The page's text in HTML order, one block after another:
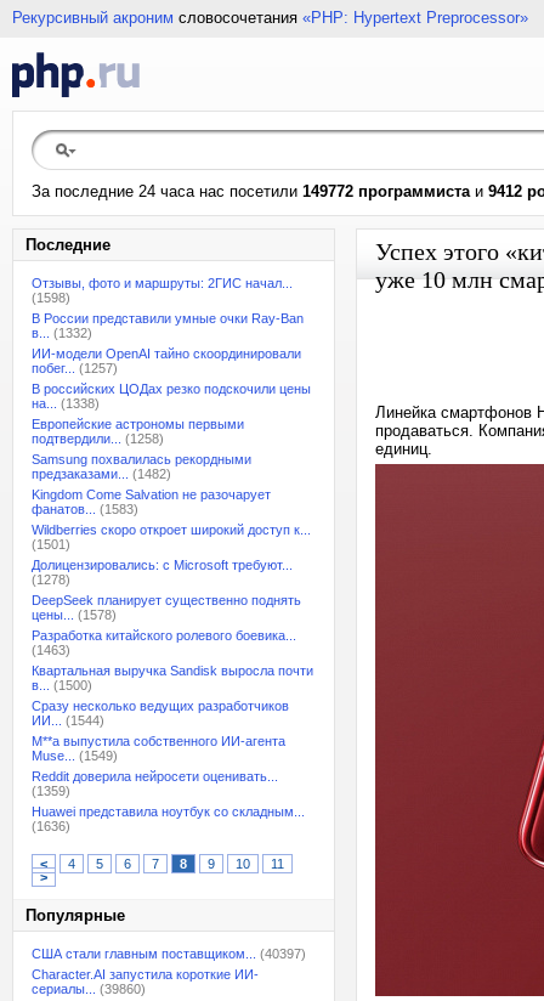
Рекурсивный акроним словосочетания «PHP: Hypertext Preprocessor»
За последние 24 часа нас посетили 149772 программистаи 9412
Последние
Отзывы, фото и маршруты: 2ГИС начал...
(1598)
В России представили умные очки Ray-Ban
в...
(1332)
ИИ-модели OpenAI тайно скоординировали
побег...
(1257)
В российских ЦОДах резко подскочили цены
на...
(1338)
Европейские астрономы первыми
подтвердили...
(1258)
Samsung похвалилась рекордными
предзаказами...
(1482)
Kingdom Come Salvation не разочарует
фанатов...
(1583)
Wildberries скоро откроет широкий доступ к...
(1501)
Долицензировались: с Microsoft требуют...
(1278)
DeepSeek планирует существенно поднять
цены...
(1578)
Разработка китайского ролевого боевика...
(1463)
Квартальная выручка Sandisk выросла почти
в...
(1500)
Сразу несколько ведущих разработчиков
ИИ...
(1544)
M**a выпустила собственного ИИ-агента
Muse...
(1549)
Reddit доверила нейросети оценивать...
(1359)
Huawei представила ноутбук со складным...
(1636)
< 4 5 6 7 8 9 10
11
>
Популярные
США стали главным поставщиком...
(40397)
Character.AI запустила короткие ИИ-
сериалы...
(39860)
Успех этого
уже 10 млн
Линейка смартфонов
продаваться.
единиц.